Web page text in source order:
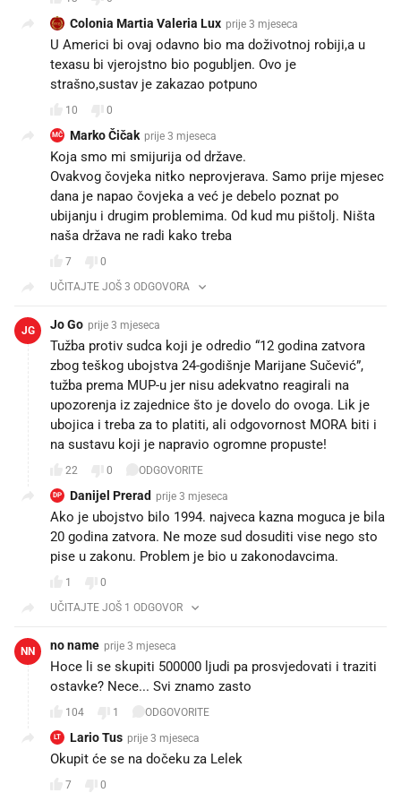
Colonia Martia Valeria Lux prije 3 mjeseca
U Americi bi ovaj odavno bio ma doživotnoj robiji,a u
texasu bi vjerojstno bio pogubljen. Ovo je
strašno,sustav je zakazao potpuno
10 0
MČ Marko Čičak prije 3 mjeseca
Koja smo mi smijurija od države.
Ovakvog čovjeka nitko neprovjerava. Samo prije mjesec
dana je napao čovjeka a već je debelo poznat po
ubijanju i drugim problemima. Od kud mu pištolj. Ništa
naša država ne radi kako treba
7
0
UČITAJTE JOŠ 3 ODGOVORA
JG Jo Go prije 3 mjeseca
Tužba protiv sudca koji je odredio “12 godina zatvora
zbog teškog ubojstva 24-godišnje Marijane Sučević”,
tužba prema MUP-u jer nisu adekvatno reagirali na
upozorenja iz zajednice što je dovelo do ovoga. Lik je
ubojica i treba za to platiti, ali odgovornost MORA biti i
na sustavu koji je napravio ogromne propuste!
22 0 ODGOVORITE
DP Danijel Prerad prije 3 mjeseca
Ako je ubojstvo bilo 1994. najveca kazna moguca je bila
20 godina zatvora. Ne moze sud dosuditi vise nego sto
pise u zakonu. Problem je bio u zakonodavcima.
1
0
UČITAJTE JOŠ 1 ODGOVOR
NN no name prije 3 mjeseca
Hoce li se skupiti 500000 ljudi pa prosvjedovati i traziti
ostavke? Nece... Svi znamo zasto
104 1 ODGOVORITE
LT Lario Tus prije 3 mjeseca
Okupit će se na dočeku za Lelek
7 0